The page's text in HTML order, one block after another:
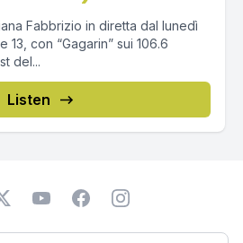
Fabbrizio in diretta dal lunedì
13, con “Gagarin” sui 106.6
del...
Listen